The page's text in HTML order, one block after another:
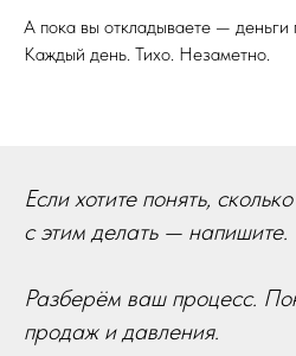
А пока вы откладываете — деньги
Каждый день. Тихо. Незаметно.
Если хотите понять,
с этим делать — напишите.
Разберём ваш процесс.
продаж и давления.